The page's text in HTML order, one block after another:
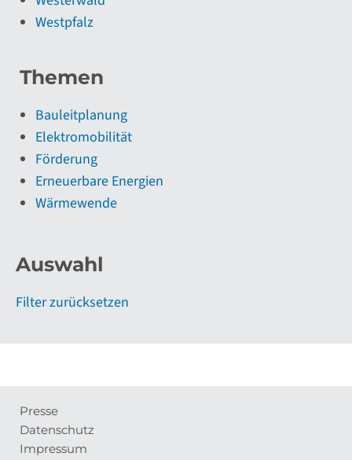
Westpfalz
Themen
Bauleitplanung
Elektromobilität
Förderung
Erneuerbare Energien
Wärmewende
Auswahl
Filter zurücksetzen
Meta-
Navigation
Presse
Datenschutz
Impressum